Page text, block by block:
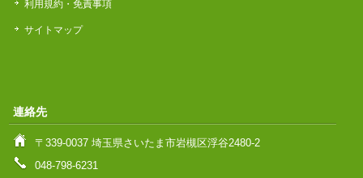
利用規約・免責事項
サイトマップ
連絡先
〒339-0037 埼玉県さいたま市岩槻区浮谷2480-2
048-798-6231